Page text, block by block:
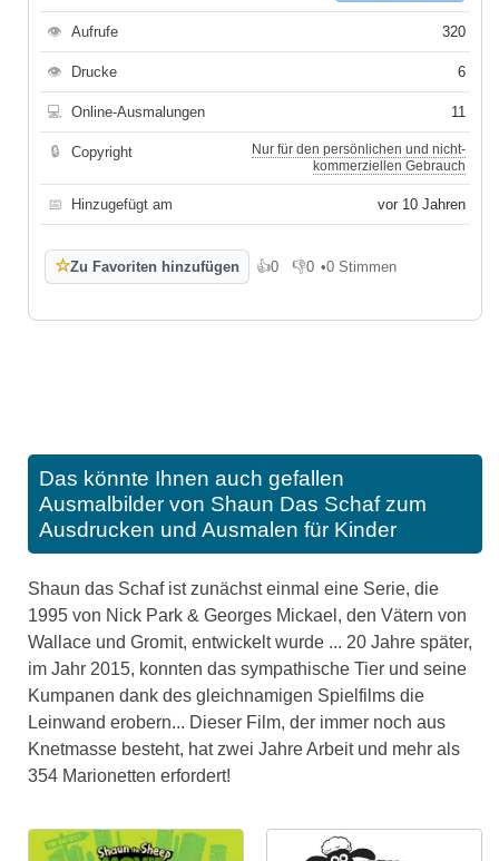
👁 Aufrufe 320
👁 Drucke 6
💻 Online-Ausmalungen 11
🔒 Copyright
Nur für den persönlichen und nicht-
kommerziellen Gebrauch
📅 Hinzugefügt am vor 10 Jahren
☆Zu Favoriten hinzufügen 👍0
Gefällt mir
👎0
Gefällt mir nicht
•0 Stimmen
Das könnte Ihnen auch gefallen
Ausmalbilder von Shaun Das Schaf zum
Ausdrucken und Ausmalen für Kinder
Shaun das Schaf ist zunächst einmal eine Serie, die
1995 von Nick Park & Georges Mickael, den Vätern von
Wallace und Gromit, entwickelt wurde ... 20 Jahre später,
im Jahr 2015, konnten das sympathische Tier und seine
Kumpanen dank des gleichnamigen Spielfilms die
Leinwand erobern... Dieser Film, der immer noch aus
Knetmasse besteht, hat zwei Jahre Arbeit und mehr als
354 Marionetten erfordert!